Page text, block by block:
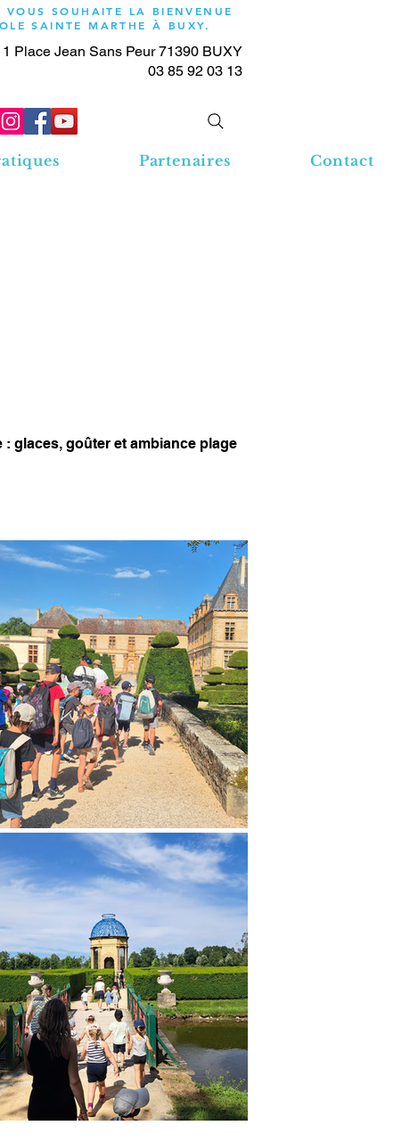
VOUS SOUHAITE LA BIENVENUE
SAINTE MARTHE À BUXY.
1 Place Jean Sans Peur 71390 BUXY
03 85 92 03 13
Partenaires Contact
glaces, goûter et ambiance plage